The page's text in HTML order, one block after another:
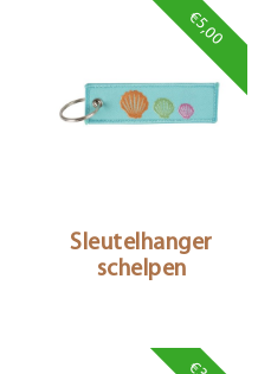
€5,00
Sleutelhanger
schelpen